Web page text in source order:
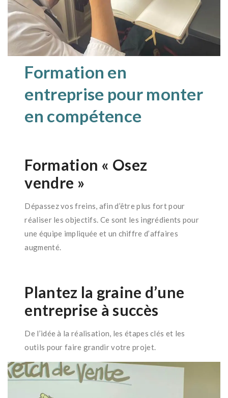
Formation en
entreprise pour monter
en compétence
Formation « Osez
vendre »
Dépassez vos freins, afin d’être plus fort pour
réaliser les objectifs. Ce sont les ingrédients pour
une équipe impliquée et un chiffre d’affaires
augmenté.
Plantez la graine d’une
entreprise à succès
De l’idée à la réalisation, les étapes clés et les
outils pour faire grandir votre projet.